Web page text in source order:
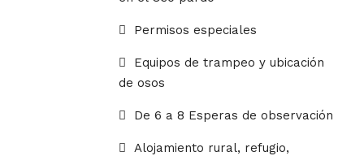
Permisos especiales
Equipos de trampeo y ubicación
de osos
De 6 a 8 Esperas de observación
Alojamiento rural, refugio,